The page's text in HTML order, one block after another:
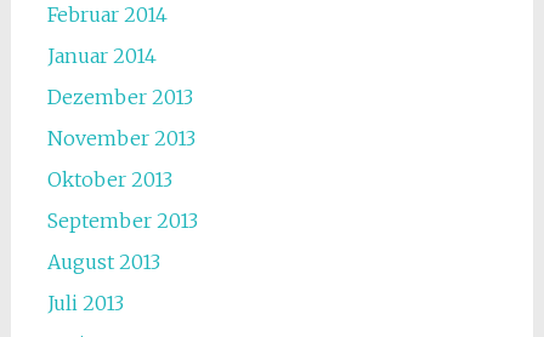
Februar 2014
Januar 2014
Dezember 2013
November 2013
Oktober 2013
September 2013
August 2013
Juli 2013